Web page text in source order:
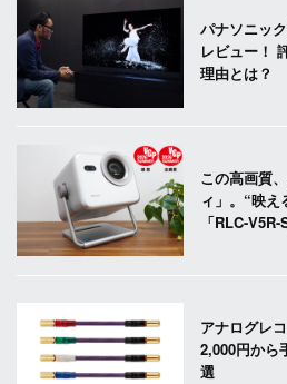
パナソニッ
レビュー！
理由とは？
この高画質
ィ」。“映
「RLC-
アナログレ
2,000円から
選